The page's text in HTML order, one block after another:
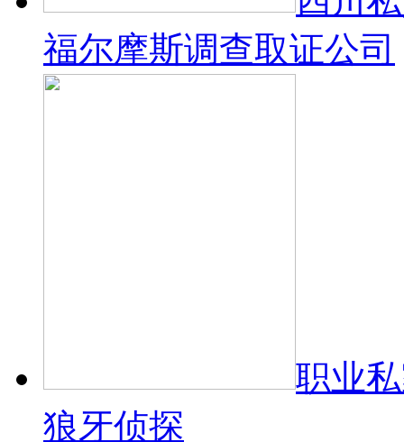
福尔摩斯调查取证公司
职业
狼牙侦探